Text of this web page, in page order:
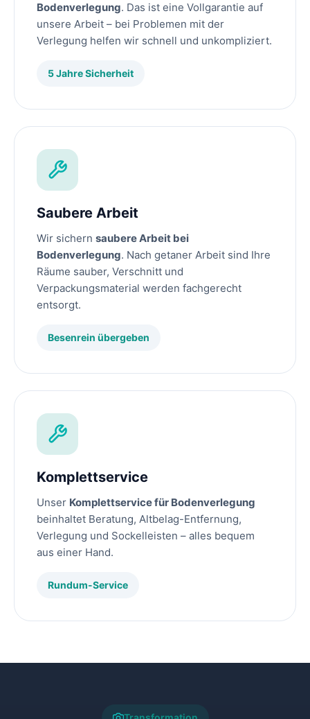
Bodenverlegung. Das ist eine Vollgarantie auf
unsere Arbeit – bei Problemen mit der
Verlegung helfen wir schnell und unkompliziert.
5 Jahre Sicherheit
Saubere Arbeit
Wir sichern saubere Arbeit bei
Bodenverlegung. Nach getaner Arbeit sind Ihre
Räume sauber, Verschnitt und
Verpackungsmaterial werden fachgerecht
entsorgt.
Besenrein übergeben
Komplettservice
Unser Komplettservice für Bodenverlegung
beinhaltet Beratung, Altbelag-Entfernung,
Verlegung und Sockelleisten – alles bequem
aus einer Hand.
Rundum-Service